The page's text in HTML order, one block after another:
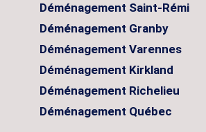
Déménagement Saint-Rémi
Déménagement Granby
Déménagement Varennes
Déménagement Kirkland
Déménagement Richelieu
Déménagement Québec